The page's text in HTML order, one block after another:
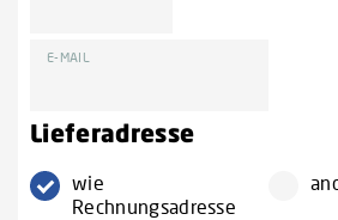
E-MAIL
Lieferadresse
wie
Rechnungsadresse